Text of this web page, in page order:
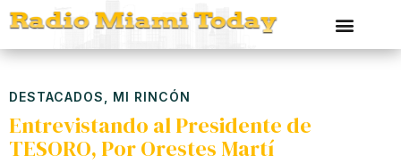
DESTACADOS MI RINCÓN
Entrevistando al Presidente de
TESORO, Por Orestes Martí